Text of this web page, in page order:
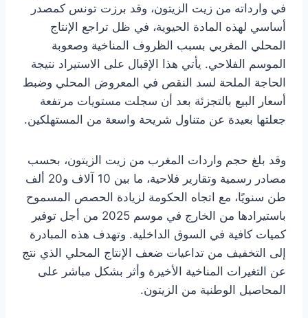
في وارداته من زيت الزيتون، وقد برزت تونس كمصدر
أساسي لهذه المادة الحيوية، في ظل تراجع الإنتاج
المحلي المغربي بسبب الظروف المناخية وصعوبة
الموسم الفلاحي. يأتي هذا الإقبال على الاستيراد نتيجة
الحاجة الملحة لسد النقص في المعروض المحلي وضبط
أسعار البيع بالتجزئة بعد أن سجلت مستويات مرتفعة
جعلتها بعيدة عن متناول شريحة واسعة من المستهلكين.
وقد بلغ حجم واردات المغرب من زيت الزيتون، بحسب
مصادر رسمية وتقارير فلاحية، ما بين 10 آلاف و20 ألف
طن سنويًا، مع اتجاه الحكومة لزيادة الحصص المسموح
باستيرادها من الخارج في موسم 2025 من أجل توفير
كميات كافية في السوق الداخلية. وتهدف هذه المبادرة
إلى التخفيف من تداعيات ضعف الإنتاج المحلي الذي نتج
عن التغيرات المناخية الأخيرة وأثر بشكل مباشر على
المحاصيل الوطنية من الزيتون.